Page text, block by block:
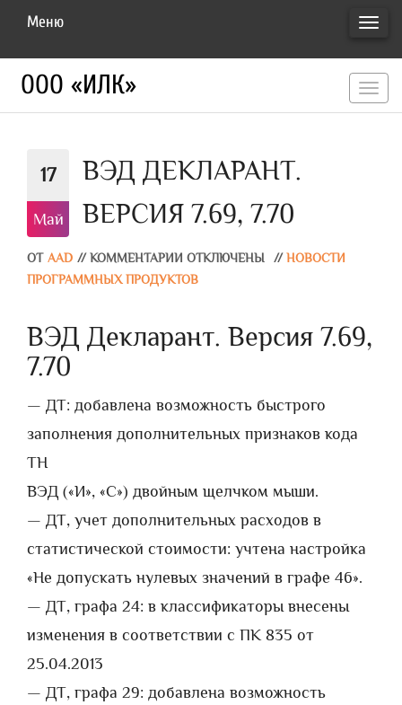
Меню
ООО «ИЛК»
17
Май
ВЭД ДЕКЛАРАНТ.
ВЕРСИЯ 7.69, 7.70
ОТ AAD // КОММЕНТАРИИ ОТКЛЮЧЕНЫ // НОВОСТИ
ПРОГРАММНЫХ ПРОДУКТОВ
ВЭД Декларант. Версия 7.69,
7.70
— ДТ: добавлена возможность быстрого
заполнения дополнительных признаков кода
ТН
ВЭД («И», «С») двойным щелчком мыши.
— ДТ, учет дополнительных расходов в
статистической стоимости: учтена настройка
«Не допускать нулевых значений в графе 46».
— ДТ, графа 24: в классификаторы внесены
изменения в соответствии с ПК 835 от
25.04.2013
— ДТ, графа 29: добавлена возможность